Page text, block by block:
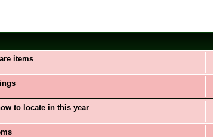
items
to locate in this year